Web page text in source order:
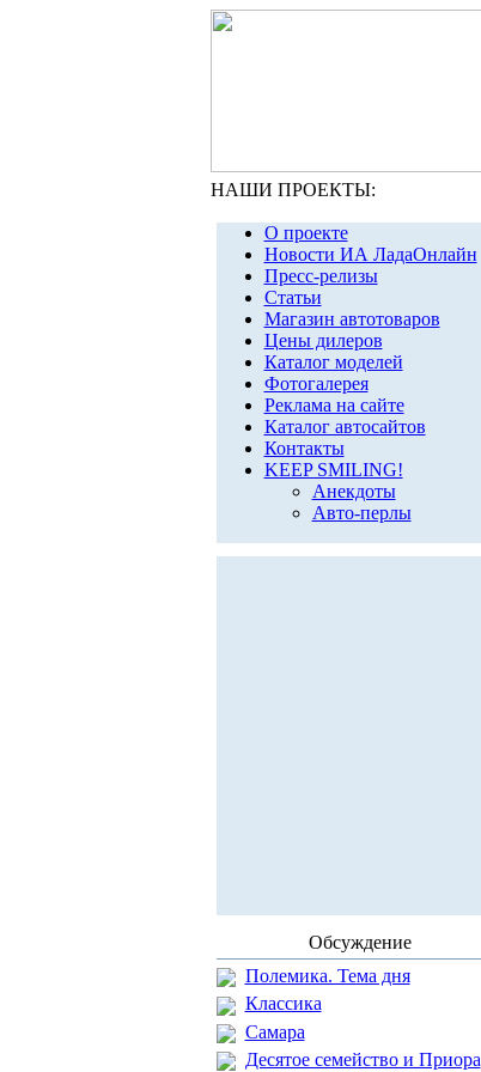
НАШИ ПРОЕКТЫ:
О проекте
Новости ИА ЛадаОнлайн
Пресс-релизы
Статьи
Магазин автотоваров
Цены дилеров
Каталог моделей
Фотогалерея
Реклама на сайте
Каталог автосайтов
Контакты
KEEP SMILING!
Анекдоты
Авто-перлы
Обсуждение
Полемика. Тема дня
Классика
Самара
Десятое семейство и Приора